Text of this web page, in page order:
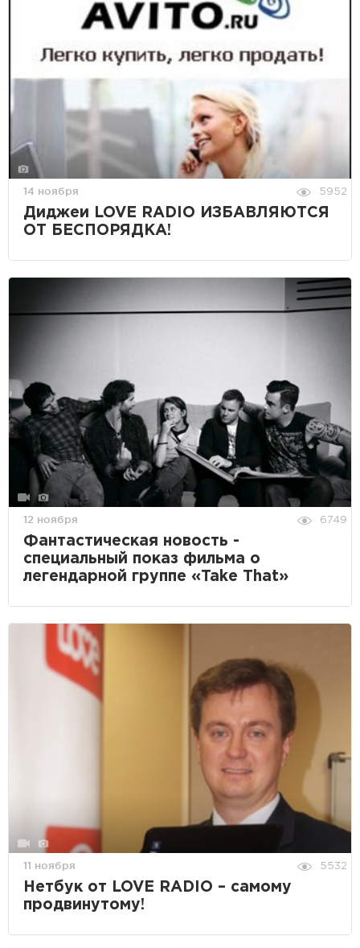
14 ноября 5952
Диджеи LOVE RADIO ИЗБАВЛЯЮТСЯ
ОТ БЕСПОРЯДКА!
12 ноября 6749
Фантастическая новость -
специальный показ фильма о
легендарной группе «Take That»
11 ноября 5532
Нетбук от LOVE RADIO – самому
продвинутому!